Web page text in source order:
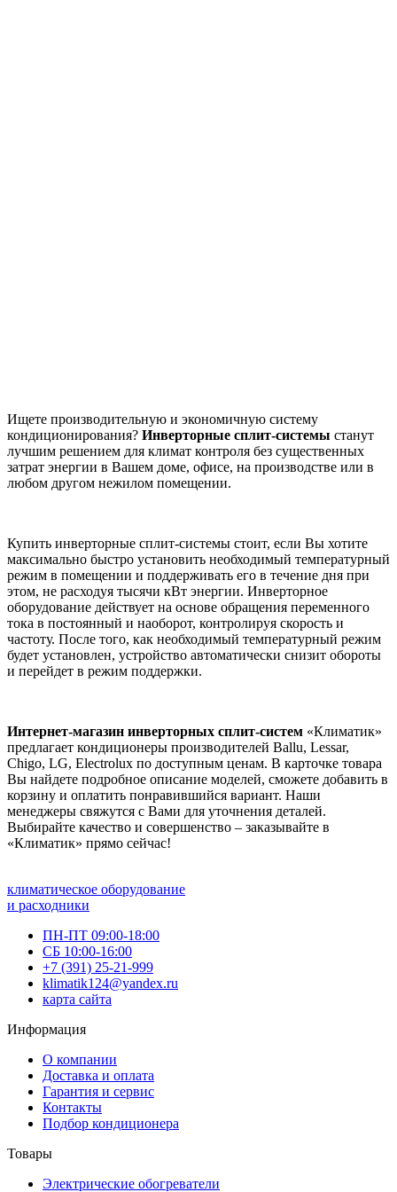
Ищете производительную и экономичную систему
кондиционирования? Инверторные сплит-системы станут
лучшим решением для климат контроля без существенных
затрат энергии в Вашем доме, офисе, на производстве или в
любом другом нежилом помещении.
Купить инверторные сплит-системы стоит, если Вы хотите
максимально быстро установить необходимый температурный
режим в помещении и поддерживать его в течение дня при
этом, не расходуя тысячи кВт энергии. Инверторное
оборудование действует на основе обращения переменного
тока в постоянный и наоборот, контролируя скорость и
частоту. После того, как необходимый температурный режим
будет установлен, устройство автоматически снизит обороты
и перейдет в режим поддержки.
Интернет-магазин инверторных сплит-систем «Климатик»
предлагает кондиционеры производителей Ballu, Lessar,
Chigo, LG, Electrolux по доступным ценам. В карточке товара
Вы найдете подробное описание моделей, сможете добавить в
корзину и оплатить понравившийся вариант. Наши
менеджеры свяжутся с Вами для уточнения деталей.
Выбирайте качество и совершенство – заказывайте в
«Климатик» прямо сейчас!
климатическое оборудование
и расходники
ПН-ПТ 09:00-18:00
СБ 10:00-16:00
+7 (391) 25-21-999
klimatik124@yandex.ru
карта сайта
Информация
О компании
Доставка и оплата
Гарантия и сервис
Контакты
Подбор кондиционера
Товары
Электрические обогреватели